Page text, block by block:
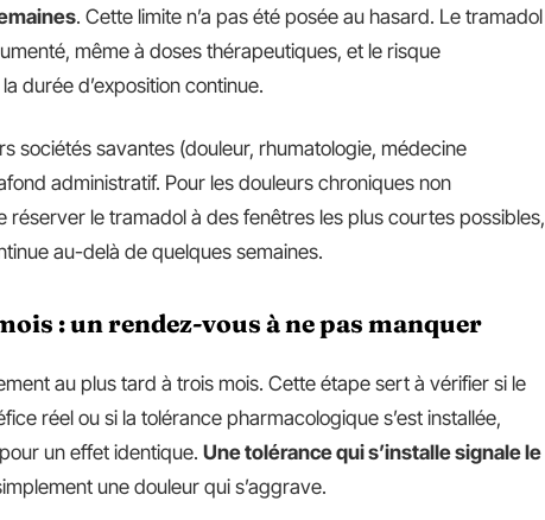
. Cette limite n’a pas été posée au hasard. Le tramadol
même à doses thérapeutiques, et le risque
durée d’exposition continue.
sociétés savantes (douleur, rhumatologie, médecine
administratif. Pour les douleurs chroniques non
réserver le tramadol à des fenêtres les plus courtes possibles,
au-delà de quelques semaines.
: un rendez-vous à ne pas manquer
au plus tard à trois mois. Cette étape sert à vérifier si le
réel ou si la tolérance pharmacologique s’est installée,
un effet identique. Une tolérance qui s’installe signale le
une douleur qui s’aggrave.